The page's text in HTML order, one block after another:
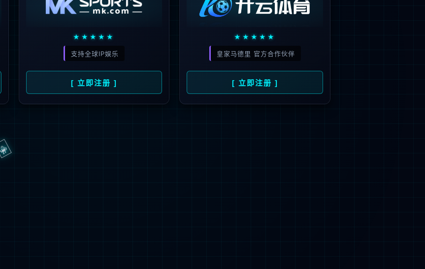
抱歉，页面无法访问...
可能原因：网址有错误 >请检查地址是否完整或存在多余字符;
网址已失效 >可能页面已删除，活动已下线等